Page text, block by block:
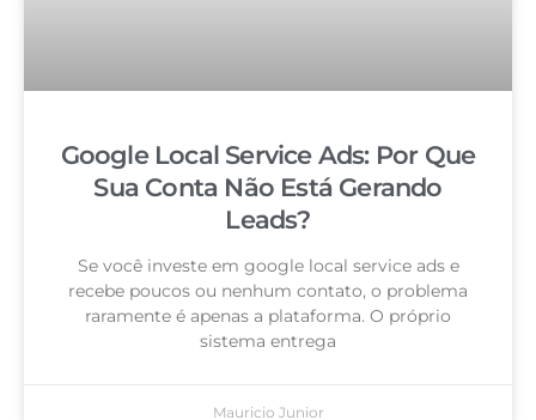
Google Local Service Ads: Por Que
Sua Conta Não Está Gerando
Leads?
Se você investe em google local service ads e
recebe poucos ou nenhum contato, o problema
raramente é apenas a plataforma. O próprio
sistema entrega
Mauricio Junior